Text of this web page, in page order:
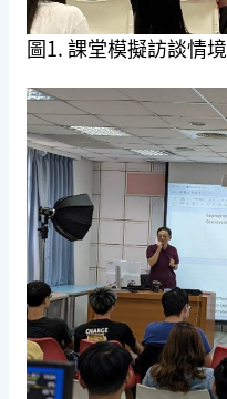
圖1. 課堂模擬訪談情境